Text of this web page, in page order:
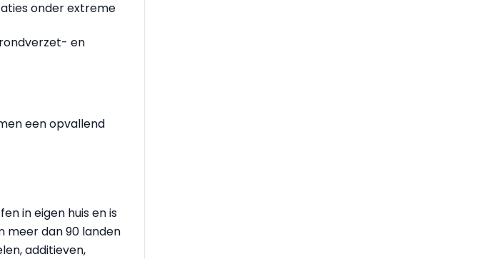
onder extreme
en
een opvallend
in eigen huis en is
meer dan 90 landen
additieven,